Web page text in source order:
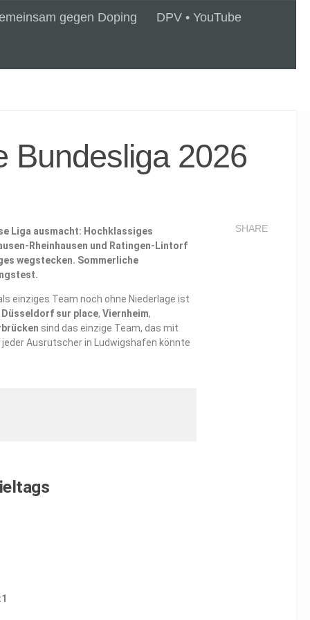
gegen Doping DPV • YouTube
Bundesliga 2026
Liga ausmacht: Hochklassiges
Rheinhausen und Ratingen-Lintorf
wegstecken. Sommerliche
einziges Team noch ohne Niederlage ist
Düsseldorf sur place, Viernheim,
sind das einzige Team, das mit
Ausrutscher in Ludwigshafen könnte
SHARE